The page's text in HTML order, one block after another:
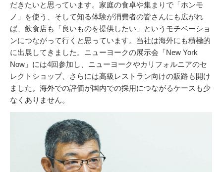
だきたいと思っています。家庭の食卓や集まりで「ホンモ
ノ」を使う、そして知る体験が消費者の皆さんにも広がれ
ば、飲食店も「良いものを提供したい」というモチベーショ
ンにつながって行くと思っています。当社は海外にも積極的
に出展してきました。ニューヨークの展示会「New York
Now」には4回参加し、ニューヨークやカリフォルニアのセ
レクトショップ、さらには高級レストラン向けの販路も開け
ました。海外での評価が国内での採用につながるケースも少
なくありません。